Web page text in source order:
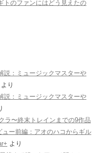
トのファンにはどう見えたの
説：ミュージックマスターや
より
説：ミュージックマスターや
ラ〜終末トレインまでの9作品
ュー前編：アオのハコからギル
より